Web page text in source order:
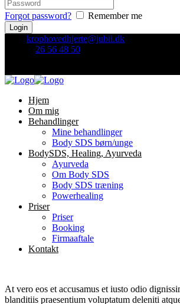
Forgot password? Remember me
krophovedhjerte@jubii.dk
26 56 48 50
Hjem
Om mig
Behandlinger
Mine behandlinger
Body SDS børn/unge
BodySDS, Healing, Ayurveda
Ayurveda
Om Body SDS
Body SDS træning
Powerhealing
Priser
Priser
Booking
Firmaaftale
Kontakt
At vero eos et accusamus et iusto odio
blanditiis praesentium voluptatum deleniti